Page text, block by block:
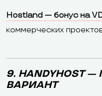
Hostland — бонус на
коммерческих
9. HANDYHOST
ВАРИАНТ